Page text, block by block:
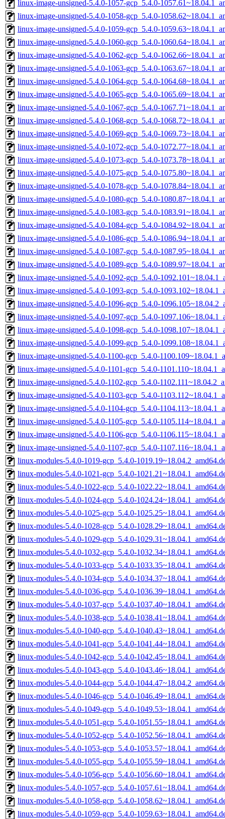
linux-image-unsigned-5.4.0-1057-gcp_5.4.0-
linux-image-unsigned-5.4.0-1058-gcp_5.4.0-
linux-image-unsigned-5.4.0-1059-gcp_5.4.0-
linux-image-unsigned-5.4.0-1060-gcp_5.4.0-
linux-image-unsigned-5.4.0-1062-gcp_5.4.0-
linux-image-unsigned-5.4.0-1063-gcp_5.4.0-
linux-image-unsigned-5.4.0-1064-gcp_5.4.0-
linux-image-unsigned-5.4.0-1065-gcp_5.4.0-
linux-image-unsigned-5.4.0-1067-gcp_5.4.0-
linux-image-unsigned-5.4.0-1068-gcp_5.4.0-
linux-image-unsigned-5.4.0-1069-gcp_5.4.0-
linux-image-unsigned-5.4.0-1072-gcp_5.4.0-
linux-image-unsigned-5.4.0-1073-gcp_5.4.0-
linux-image-unsigned-5.4.0-1075-gcp_5.4.0-
linux-image-unsigned-5.4.0-1078-gcp_5.4.0-
linux-image-unsigned-5.4.0-1080-gcp_5.4.0-
linux-image-unsigned-5.4.0-1083-gcp_5.4.0-
linux-image-unsigned-5.4.0-1084-gcp_5.4.0-
linux-image-unsigned-5.4.0-1086-gcp_5.4.0-
linux-image-unsigned-5.4.0-1087-gcp_5.4.0-
linux-image-unsigned-5.4.0-1089-gcp_5.4.0-
linux-image-unsigned-5.4.0-1092-gcp_5.4.0-
linux-image-unsigned-5.4.0-1093-gcp_5.4.0-
linux-image-unsigned-5.4.0-1096-gcp_5.4.0-
linux-image-unsigned-5.4.0-1097-gcp_5.4.0-
linux-image-unsigned-5.4.0-1098-gcp_5.4.0-
linux-image-unsigned-5.4.0-1099-gcp_5.4.0-
linux-image-unsigned-5.4.0-1100-gcp_5.4.0-
linux-image-unsigned-5.4.0-1101-gcp_5.4.0-
linux-image-unsigned-5.4.0-1102-gcp_5.4.0-
linux-image-unsigned-5.4.0-1103-gcp_5.4.0-
linux-image-unsigned-5.4.0-1104-gcp_5.4.0-
linux-image-unsigned-5.4.0-1105-gcp_5.4.0-
linux-image-unsigned-5.4.0-1106-gcp_5.4.0-
linux-image-unsigned-5.4.0-1107-gcp_5.4.0-
linux-modules-5.4.0-1019-gcp_5.4.0-
linux-modules-5.4.0-1021-gcp_5.4.0-
linux-modules-5.4.0-1022-gcp_5.4.0-
linux-modules-5.4.0-1024-gcp_5.4.0-
linux-modules-5.4.0-1025-gcp_5.4.0-
linux-modules-5.4.0-1028-gcp_5.4.0-
linux-modules-5.4.0-1029-gcp_5.4.0-
linux-modules-5.4.0-1032-gcp_5.4.0-
linux-modules-5.4.0-1033-gcp_5.4.0-
linux-modules-5.4.0-1034-gcp_5.4.0-
linux-modules-5.4.0-1036-gcp_5.4.0-
linux-modules-5.4.0-1037-gcp_5.4.0-
linux-modules-5.4.0-1038-gcp_5.4.0-
linux-modules-5.4.0-1040-gcp_5.4.0-
linux-modules-5.4.0-1041-gcp_5.4.0-
linux-modules-5.4.0-1042-gcp_5.4.0-
linux-modules-5.4.0-1043-gcp_5.4.0-
linux-modules-5.4.0-1044-gcp_5.4.0-
linux-modules-5.4.0-1046-gcp_5.4.0-
linux-modules-5.4.0-1049-gcp_5.4.0-
linux-modules-5.4.0-1051-gcp_5.4.0-
linux-modules-5.4.0-1052-gcp_5.4.0-
linux-modules-5.4.0-1053-gcp_5.4.0-
linux-modules-5.4.0-1055-gcp_5.4.0-
linux-modules-5.4.0-1056-gcp_5.4.0-
linux-modules-5.4.0-1057-gcp_5.4.0-
linux-modules-5.4.0-1058-gcp_5.4.0-
linux-modules-5.4.0-1059-gcp_5.4.0-